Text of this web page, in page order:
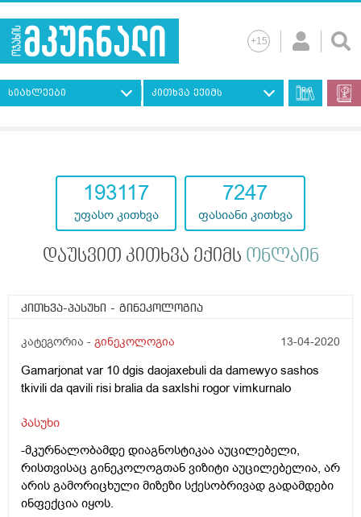
სიახლეები კითხვა ექიმს
193117
უფასო კითხვა
7247
ფასიანი კითხვა
დაუსვით კითხვა ექიმს ონლაინ
კითხვა-პასუხი - გინეკოლოგია
კატეგორია - გინეკოლოგია 13-04-2020
Gamarjonat var 10 dgis daojaxebuli da damewyo sashos
tkivili da qavili risi bralia da saxlshi rogor vimkurnalo
პასუხი
-მკურნალობამდე დიაგნოსტიკაა აუცილებელი,
რისთვისაც გინეკოლოგთან ვიზიტი აუცილებელია, არ
არის გამორიცხული მიზეზი სქესობრივად გადამდები
ინფექცია იყოს.